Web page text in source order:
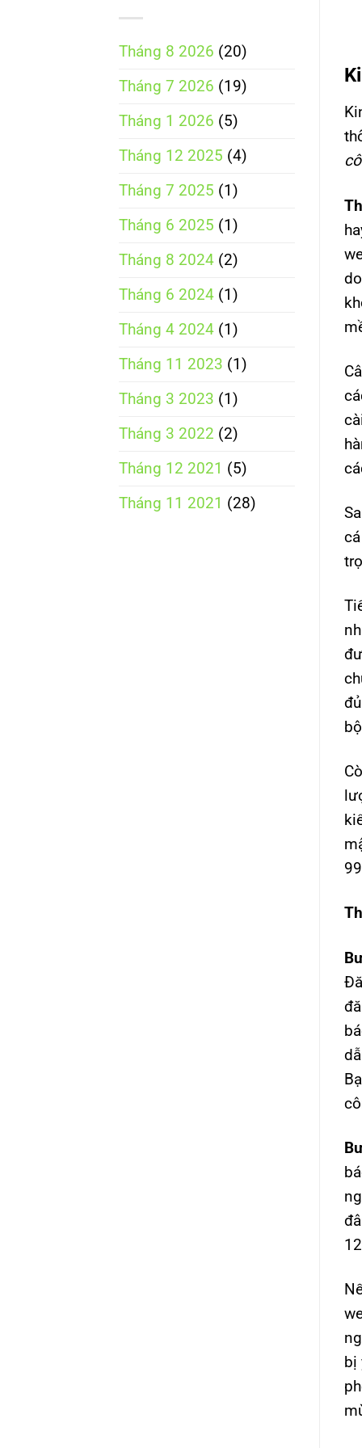
Tháng 8 2026 (20)
Tháng 7 2026 (19)
Tháng 1 2026 (5)
Tháng 12 2025 (4)
Tháng 7 2025 (1)
Tháng 6 2025 (1)
Tháng 8 2024 (2)
Tháng 6 2024 (1)
Tháng 4 2024 (1)
Tháng 11 2023 (1)
Tháng 3 2023 (1)
Tháng 3 2022 (2)
Tháng 12 2021 (5)
Tháng 11 2021 (28)
bị